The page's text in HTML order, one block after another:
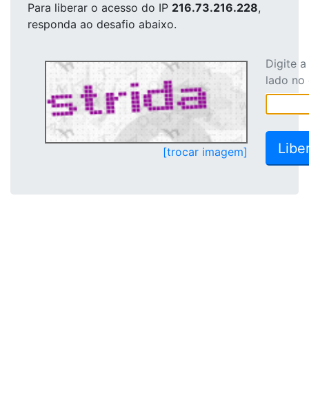
Para liberar o acesso do IP 216.73.216.228,
responda ao desafio abaixo.
[trocar imagem]
Digite
lado no